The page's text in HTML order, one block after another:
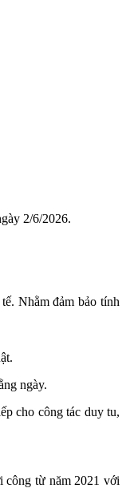
2/6/2026.
Nhằm đảm bảo tính
ngày.
cho công tác duy tu,
công từ năm 2021 với